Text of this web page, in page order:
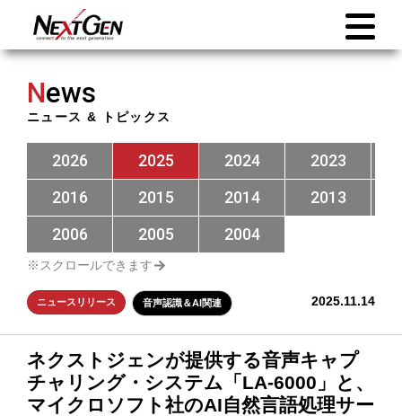
News
ニュース & トピックス
2026 2025 2024 2023
2016
2015 2014 2013
2006
2005 2004
ニュースリリース 音声認識＆AI関連 2025.11.14
ネクストジェンが提供する音声キャプ
チャリング・システム「LA-6000」と、
マイクロソフト社のAI自然言語処理サー